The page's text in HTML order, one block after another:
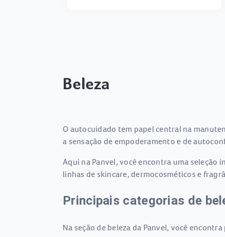
Beleza
O autocuidado tem papel central na
a sensação de empoderamento e de
Aqui na Panvel, você encontra uma seleção
linhas de skincare, dermocosméticos e
Principais categorias de
Na seção de beleza da Panvel, você